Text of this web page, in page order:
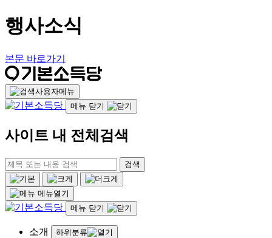
행사소식
본문 바로가기
사용자메뉴
메뉴 닫기
사이트 내 전체검색
검색
메뉴열기
메뉴 닫기
소개 하위분류